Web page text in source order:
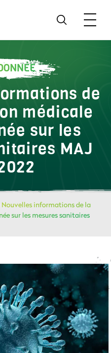
de
médicale
sur les
MAJ
Nouvelles informations de la
sur les mesures sanitaires